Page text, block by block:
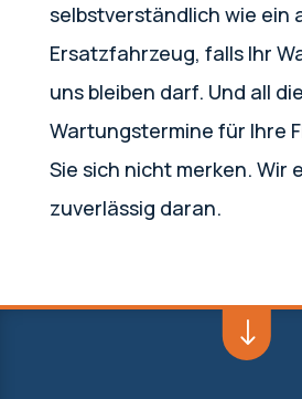
selbstverständlich wie ein
Ersatzfahrzeug, falls Ihr
uns bleiben darf. Und all
Wartungstermine für Ihre
Sie sich nicht merken. Wir
zuverlässig daran.
"